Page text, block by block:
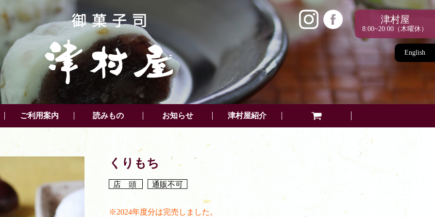
津村屋
8:00~20:00（木曜休）
English
ご利用案内 読みもの お知らせ 津村屋紹介
くりもち
店 頭 通販不可
※2024年度分は完売しました。